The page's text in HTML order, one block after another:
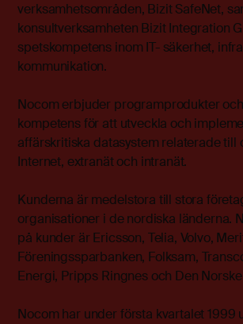
verksamhetsområden, Bizit SafeNet,
konsultverksamheten Bizit Integration
spetskompetens inom IT- säkerhet,
kommunikation.
Nocom erbjuder programprodukter
kompetens för att utveckla och
affärskritiska datasystem relaterade till
Internet, extranät och intranät.
Kunderna är medelstora till stora
organisationer i de nordiska länderna.
på kunder är Ericsson, Telia, Volvo,
Föreningssparbanken, Folksam,
Energi, Pripps Ringnes och Den
Nocom har under första kvartalet 1999